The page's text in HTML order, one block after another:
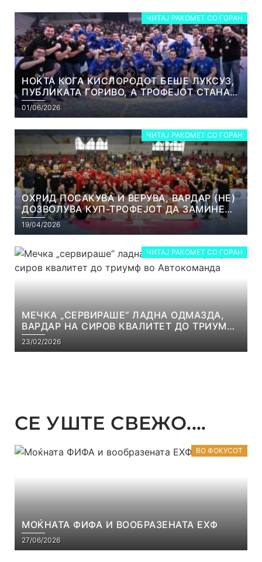
ЧИТАЈ РАКОМЕТ СО ГОРАН
НОЌТА КОГА КИСЛОРОДОТ БЕШЕ ЛУКСУЗ,
ПУБЛИКАТА ГОРИВО, А ТРОФЕЈОТ СТАНА
РЕАЛНОСТ
01/06/2026
ЧИТАЈ РАКОМЕТ СО ГОРАН
ОХРИД ПОСАКУВА И ВЕРУВА, ВАРДАР (НЕ)
ДОЗВОЛУВА КУП-ТРОФЕЈОТ ДА ЗАМИНЕ
ОД СКОПЈЕ
19/04/2026
ЧИТАЈ РАКОМЕТ СО ГОРАН
МЕЧКА „СЕРВИРАШЕ“ ЛАДНА ОДМАЗДА,
ВАРДАР НА СИРОВ КВАЛИТЕТ ДО ТРИУМФ
ВО АВТОКОМАНДА
23/02/2026
СЕ УШТЕ СВЕЖО....
ВО ФОКУСОТ
МОЌНАТА ФИФА И ВООБРАЗЕНАТА ЕХФ
27/06/2026